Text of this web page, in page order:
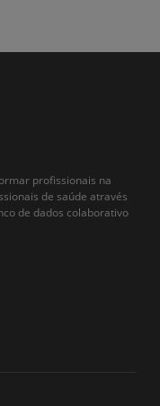
profissionais na
de saúde através
de dados colaborativo